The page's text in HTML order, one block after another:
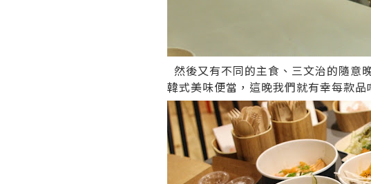
然後又有不同的主食、三文治的隨意
韓式美味便當，這晚我們就有幸每款品